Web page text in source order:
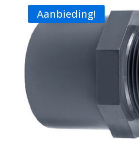
Aanbieding!